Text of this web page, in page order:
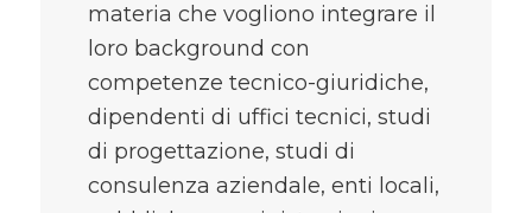
materia che vogliono integrare il
loro background con
competenze tecnico-giuridiche,
dipendenti di uffici tecnici, studi
di progettazione, studi di
consulenza aziendale, enti locali,